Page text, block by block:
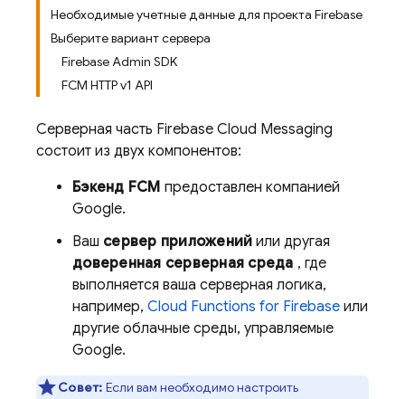
Необходимые учетные данные для проекта Firebase
Выберите вариант сервера
Firebase Admin SDK
FCM HTTP v1 API
Серверная часть Firebase Cloud Messaging
состоит из двух компонентов:
Бэкенд FCM предоставлен компанией
Google.
Ваш сервер приложений или другая
доверенная серверная среда , где
выполняется ваша серверная логика,
например, Cloud Functions for Firebase или
другие облачные среды, управляемые
Google.
Совет: Если вам необходимо настроить